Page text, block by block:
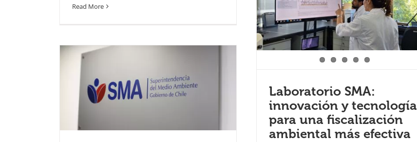
Read More
Laboratorio SMA:
innovación y tecnología
para una fiscalización
ambiental más efectiva